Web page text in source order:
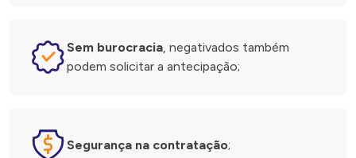
Sem burocracia, negativados também
podem solicitar a antecipação;
Segurança na contratação;